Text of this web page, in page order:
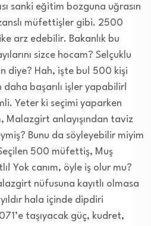
sanki eğitim bozguna uğrasın
müfettişler gibi. 2500
arz edebilir. Bakanlık bu
sizce hocam? Selçuklu
diye? Hah, işte bu! 500 kişi
başarılı işler yapabilir!
Yeter ki seçimi yaparken
Malazgirt anlayışından taviz
Bunu da söyleyebilir miyim
500 müfettiş, Muş
Yok canım, öyle iş olur mu?
nüfusuna kayıtlı olmasa
hala içinde dipdiri
taşıyacak güç, kudret,